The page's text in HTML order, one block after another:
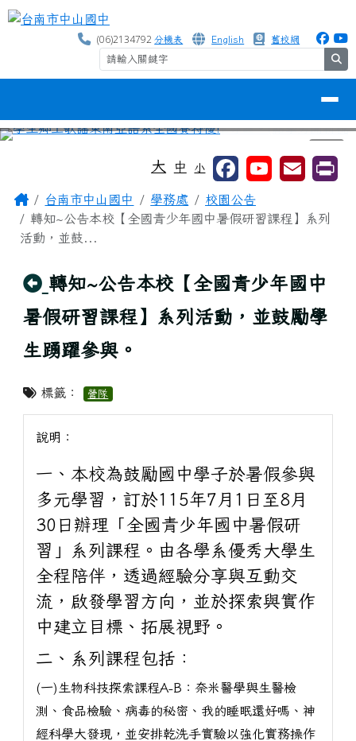
跳至主內容區
台南市中山國中
(06)2134792分機表 English 舊校網
⏸
大 中 小
主內容區域
Home台南市中山國中 學務處
校園公告
轉知~公告本校【全國青少年國中暑假研習課程】系列
活動，並鼓...
回上頁
轉知~公告本校【全國青少年國中
暑假研習課程】系列活動，並鼓勵學
生踴躍參與。
標籤： 營隊
說明：
一、本校為鼓勵國中學子於暑假參與
多元學習，訂於115年7月1日至8月
30日辦理「全國青少年國中暑假研
習」系列課程。由各學系優秀大學生
全程陪伴，透過經驗分享與互動交
流，啟發學習方向，並於探索與實作
中建立目標、拓展視野。
二、系列課程包括：
(一)生物科技探索課程A-B：奈米醫學與生醫檢
測、食品檢驗、病毒的秘密、我的睡眠還好嗎、神
經科學大發現，並安排乾洗手實驗以強化實務操作
頁尾區域